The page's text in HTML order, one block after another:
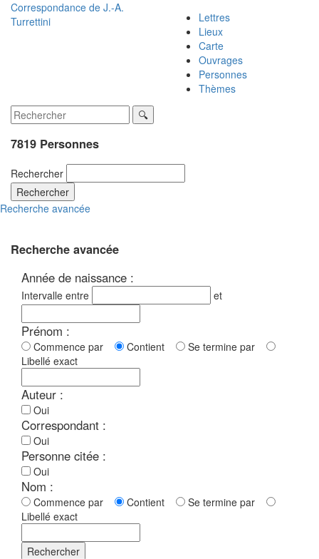
Correspondance de J.-A.
Turrettini
Lettres
Lieux
Carte
Ouvrages
Personnes
Thèmes
7819 Personnes
Rechercher
Rechercher
Recherche avancée
Recherche avancée
Année de naissance :
Intervalle entre et
Prénom :
Commence par Contient
Se termine par
Libellé exact
Auteur :
Oui
Correspondant :
Oui
Personne citée :
Oui
Nom :
Commence par Contient
Se termine par
Libellé exact
Rechercher